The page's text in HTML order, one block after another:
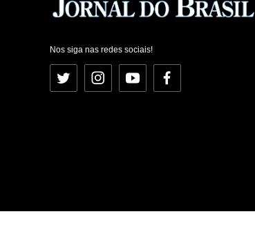
Nos siga nas redes sociais!
Twitter InstagramYouTubeFacebook